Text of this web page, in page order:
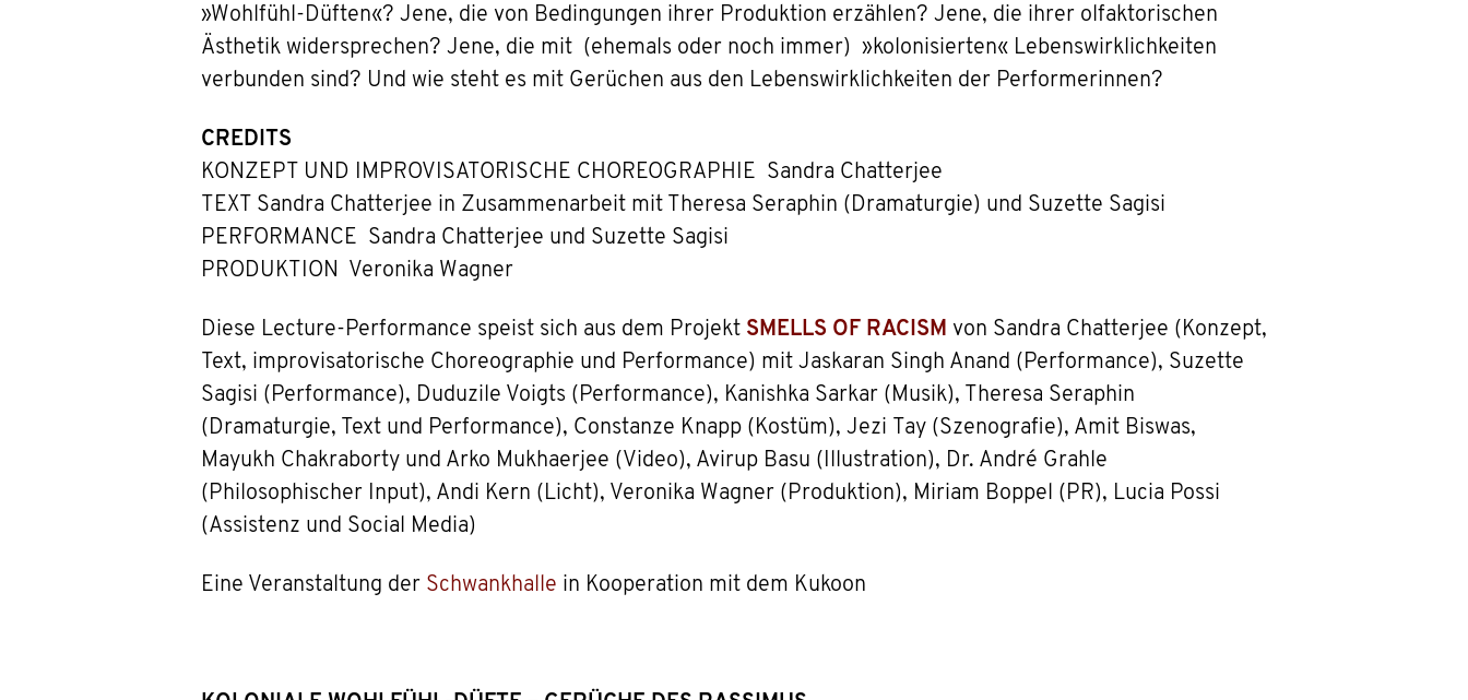
»Wohlfühl-Düften«? Jene, die von Bedingungen ihrer Produktion erzählen? Jene, die ihrer olfaktorischen
Ästhetik widersprechen? Jene, die mit (ehemals oder noch immer) »kolonisierten« Lebenswirklichkeiten
verbunden sind? Und wie steht es mit Gerüchen aus den Lebenswirklichkeiten der Performerinnen?
CREDITS
KONZEPT UND IMPROVISATORISCHE CHOREOGRAPHIE Sandra Chatterjee
TEXT Sandra Chatterjee in Zusammenarbeit mit Theresa Seraphin (Dramaturgie) und Suzette Sagisi
PERFORMANCE Sandra Chatterjee und Suzette Sagisi
PRODUKTION Veronika Wagner
Diese Lecture-Performance speist sich aus dem Projekt SMELLS OF RACISM von Sandra Chatterjee (Konzept,
Text, improvisatorische Choreographie und Performance) mit Jaskaran Singh Anand (Performance), Suzette
Sagisi (Performance), Duduzile Voigts (Performance), Kanishka Sarkar (Musik), Theresa Seraphin
(Dramaturgie, Text und Performance), Constanze Knapp (Kostüm), Jezi Tay (Szenografie), Amit Biswas,
Mayukh Chakraborty und Arko Mukhaerjee (Video), Avirup Basu (Illustration), Dr. André Grahle
(Philosophischer Input), Andi Kern (Licht), Veronika Wagner (Produktion), Miriam Boppel (PR), Lucia Possi
(Assistenz und Social Media)
Eine Veranstaltung der Schwankhalle in Kooperation mit dem Kukoon